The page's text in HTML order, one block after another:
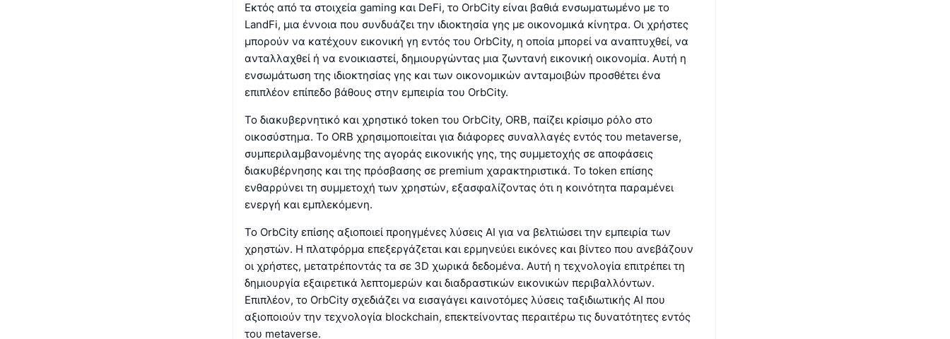
Εκτός από τα στοιχεία gaming και DeFi, το OrbCity είναι βαθιά ενσωματωμένο με το
LandFi, μια έννοια που συνδυάζει την ιδιοκτησία γης με οικονομικά κίνητρα. Οι χρήστες
μπορούν να κατέχουν εικονική γη εντός του OrbCity, η οποία μπορεί να αναπτυχθεί, να
ανταλλαχθεί ή να ενοικιαστεί, δημιουργώντας μια ζωντανή εικονική οικονομία. Αυτή η
ενσωμάτωση της ιδιοκτησίας γης και των οικονομικών ανταμοιβών προσθέτει ένα
επιπλέον επίπεδο βάθους στην εμπειρία του OrbCity.
Το διακυβερνητικό και χρηστικό token του OrbCity, ORB, παίζει κρίσιμο ρόλο στο
οικοσύστημα. Το ORB χρησιμοποιείται για διάφορες συναλλαγές εντός του metaverse,
συμπεριλαμβανομένης της αγοράς εικονικής γης, της συμμετοχής σε αποφάσεις
διακυβέρνησης και της πρόσβασης σε premium χαρακτηριστικά. Το token επίσης
ενθαρρύνει τη συμμετοχή των χρηστών, εξασφαλίζοντας ότι η κοινότητα παραμένει
ενεργή και εμπλεκόμενη.
Το OrbCity επίσης αξιοποιεί προηγμένες λύσεις AI για να βελτιώσει την εμπειρία των
χρηστών. Η πλατφόρμα επεξεργάζεται και ερμηνεύει εικόνες και βίντεο που ανεβάζουν
οι χρήστες, μετατρέποντάς τα σε 3D χωρικά δεδομένα. Αυτή η τεχνολογία επιτρέπει τη
δημιουργία εξαιρετικά λεπτομερών και διαδραστικών εικονικών περιβαλλόντων.
Επιπλέον, το OrbCity σχεδιάζει να εισαγάγει καινοτόμες λύσεις ταξιδιωτικής AI που
αξιοποιούν την τεχνολογία blockchain, επεκτείνοντας περαιτέρω τις δυνατότητες εντός
του metaverse.